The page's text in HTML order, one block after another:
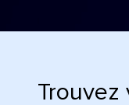
Trouvez